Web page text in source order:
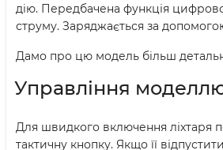
дію. Передбачена функція
струму. Заряджається за
Дамо про цю модель більш
Управління
Для швидкого включення ліхтаря
тактичну кнопку. Якщо її